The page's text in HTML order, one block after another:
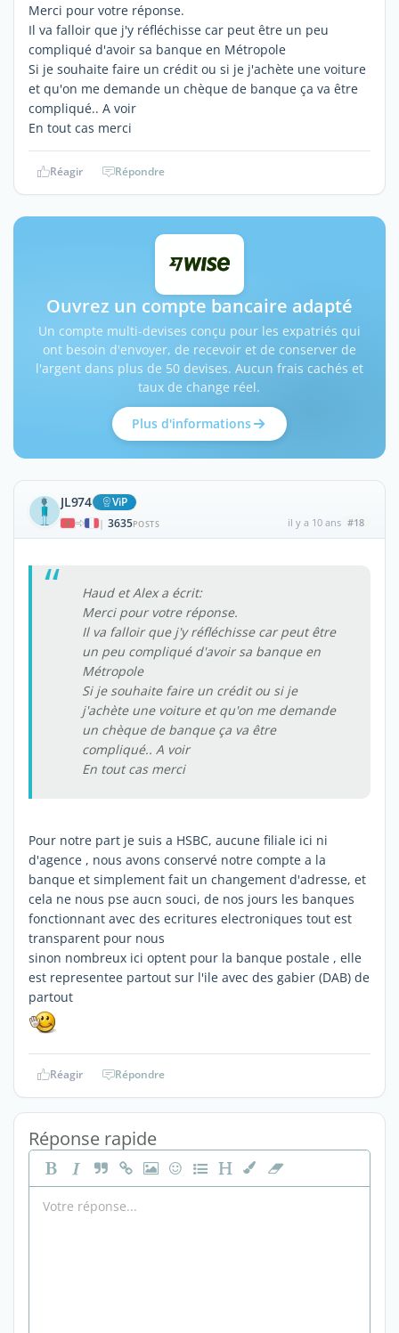
Merci pour votre réponse.
Il va falloir que j'y réfléchisse car peut être un peu
compliqué d'avoir sa banque en Métropole
Si je souhaite faire un crédit ou si je j'achète une voiture
et qu'on me demande un chèque de banque ça va être
compliqué.. A voir
En tout cas merci
Réagir Répondre
Ouvrez un compte bancaire adapté
Un compte multi-devises conçu pour les expatriés qui
ont besoin d'envoyer, de recevoir et de conserver de
l'argent dans plus de 50 devises. Aucun frais cachés et
taux de change réel.
Plus d'informations
JL974 ViP
| 3635POSTS il y a 10 ans #18
Haud et Alex a écrit:
Merci pour votre réponse.
Il va falloir que j'y réfléchisse car peut être
un peu compliqué d'avoir sa banque en
Métropole
Si je souhaite faire un crédit ou si je
j'achète une voiture et qu'on me demande
un chèque de banque ça va être
compliqué.. A voir
En tout cas merci
Pour notre part je suis a HSBC, aucune filiale ici ni
d'agence , nous avons conservé notre compte a la
banque et simplement fait un changement d'adresse, et
cela ne nous pse aucn souci, de nos jours les banques
fonctionnant avec des ecritures electroniques tout est
transparent pour nous
sinon nombreux ici optent pour la banque postale , elle
est representee partout sur l'ile avec des gabier (DAB) de
partout
Réagir Répondre
Réponse rapide